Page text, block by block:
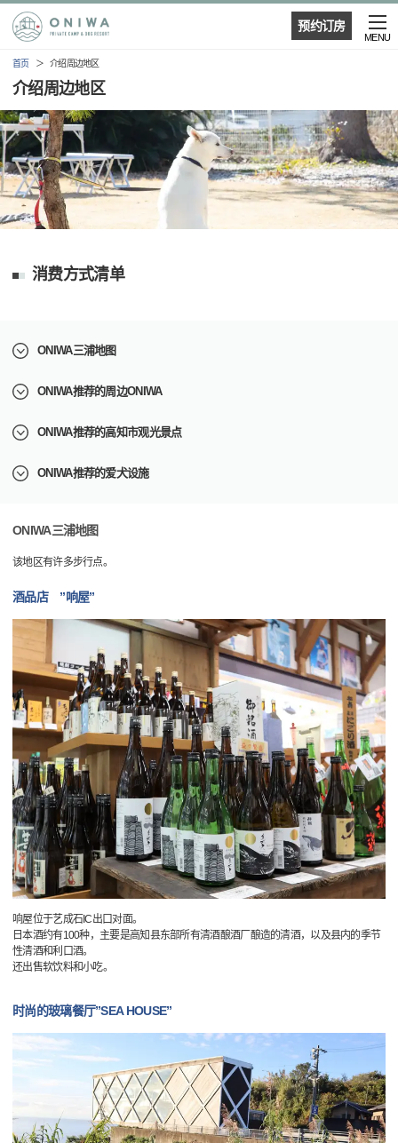
预约订房
MENU
首页 介绍周边地区
介绍周边地区
消费方式清单
ONIWA三浦地图
ONIWA推荐的周边ONIWA
ONIWA推荐的高知市观光景点
ONIWA推荐的爱犬设施
ONIWA三浦地图
该地区有许多步行点。
酒品店 ”响屋”
响屋位于艺成石IC出口对面。
日本酒约有100种，主要是高知县东部所有清酒酿酒厂酿造的清酒，以及县内的季节
性清酒和利口酒。
还出售软饮料和小吃。
时尚的玻璃餐厅”SEA HOUSE”